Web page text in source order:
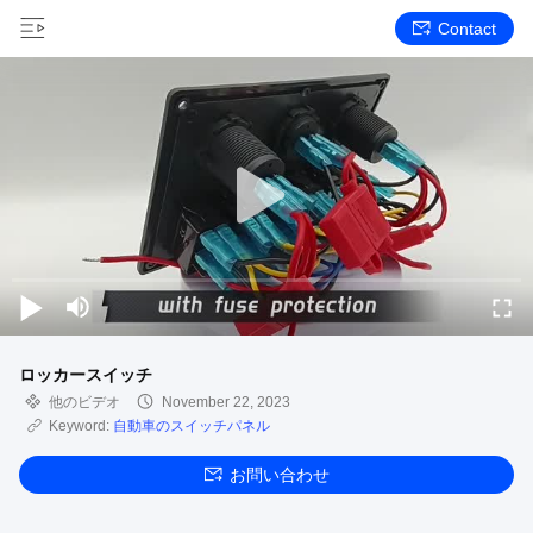
Contact
ロッカースイッチ
他のビデオ
November 22, 2023
Keyword: 自動車のスイッチパネル
お問い合わせ